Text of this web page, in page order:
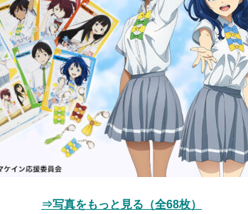
⇒写真をもっと見る（全68枚）